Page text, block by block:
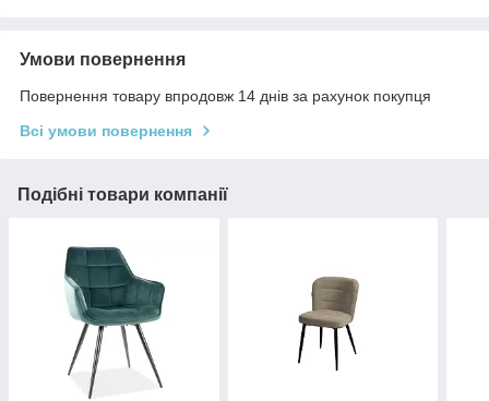
Умови повернення
Повернення товару впродовж 14 днів за рахунок покупця
Всі умови повернення
Подібні товари компанії